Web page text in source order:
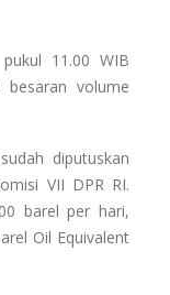
11.00 WIB
volume
diputuskan
VII DPR RI.
barel per hari,
Oil Equivalent